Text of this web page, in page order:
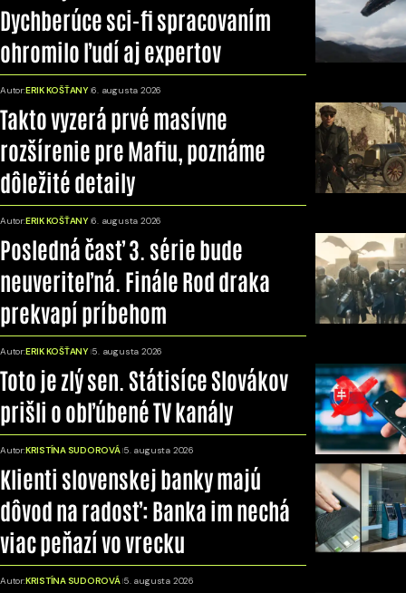
Dychberúce sci-fi spracovaním
ohromilo ľudí aj expertov
Autor:ERIK KOŠŤANY 6. augusta 2026
Takto vyzerá prvé masívne
rozšírenie pre Mafiu, poznáme
dôležité detaily
Autor:ERIK KOŠŤANY 6. augusta 2026
Posledná časť 3. série bude
neuveriteľná. Finále Rod draka
prekvapí príbehom
Autor:ERIK KOŠŤANY 5. augusta 2026
Toto je zlý sen. Státisíce Slovákov
prišli o obľúbené TV kanály
Autor:KRISTÍNA SUDOROVÁ 5. augusta 2026
Klienti slovenskej banky majú
dôvod na radosť: Banka im nechá
viac peňazí vo vrecku
Autor:KRISTÍNA SUDOROVÁ 5. augusta 2026